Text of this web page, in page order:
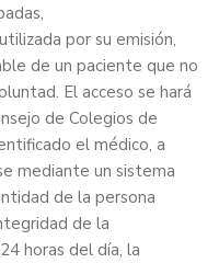
por su emisión,
de un paciente que no
El acceso se hará
de Colegios de
el médico, a
mediante un sistema
de la persona
de la
horas del día, la